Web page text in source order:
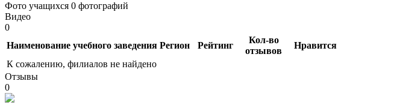
Фото учащихся 0 фотографий
Видео
0
Наименование учебного заведения Регион Рейтинг
Кол-во
отзывов
Нравится
К сожалению, филиалов не найдено
Отзывы
0